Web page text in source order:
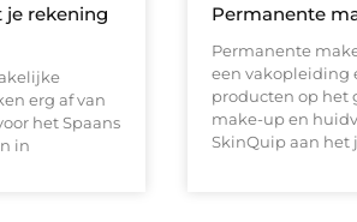
je rekening
erg af van
het Spaans
in
Permanente
Permanente
een vakopleiding
producten op het
make-up en
SkinQuip aan het